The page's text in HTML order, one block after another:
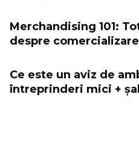
Merchandising 101:
despre
Ce este un aviz de
întreprinderi mici +